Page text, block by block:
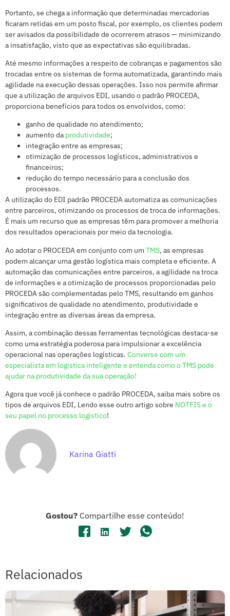
Portanto, se chega a informação que determinadas mercadorias
ficaram retidas em um posto fiscal, por exemplo, os clientes podem
ser avisados da possibilidade de ocorrerem atrasos — minimizando
a insatisfação, visto que as expectativas são equilibradas.
Até mesmo informações a respeito de cobranças e pagamentos são
trocadas entre os sistemas de forma automatizada, garantindo mais
agilidade na execução dessas operações. Isso nos permite afirmar
que a utilização de arquivos EDI, usando o padrão PROCEDA,
proporciona benefícios para todos os envolvidos, como:
ganho de qualidade no atendimento;
aumento da produtividade;
integração entre as empresas;
otimização de processos logísticos, administrativos e
financeiros;
redução do tempo necessário para a conclusão dos
processos.
A utilização do EDI padrão PROCEDA automatiza as comunicações
entre parceiros, otimizando os processos de troca de informações.
É mais um recurso que as empresas têm para promover a melhoria
dos resultados operacionais por meio da tecnologia.
Ao adotar o PROCEDA em conjunto com um TMS, as empresas
podem alcançar uma gestão logística mais completa e eficiente. A
automação das comunicações entre parceiros, a agilidade na troca
de informações e a otimização de processos proporcionadas pelo
PROCEDA são complementadas pelo TMS, resultando em ganhos
significativos de qualidade no atendimento, produtividade e
integração entre as diversas áreas da empresa.
Assim, a combinação dessas ferramentas tecnológicas destaca-se
como uma estratégia poderosa para impulsionar a excelência
operacional nas operações logísticas. Converse com um
especialista em logística inteligente e entenda como o TMS pode
ajudar na produtividade da sua operação!
Agora que você já conhece o padrão PROCEDA, saiba mais sobre os
tipos de arquivos EDI, Lendo esse outro artigo sobre NOTFIS e o
seu papel no processo logístico!
Karina Giatti
Gostou? Compartilhe esse conteúdo!
Relacionados